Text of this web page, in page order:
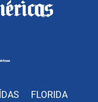
FLORIDA